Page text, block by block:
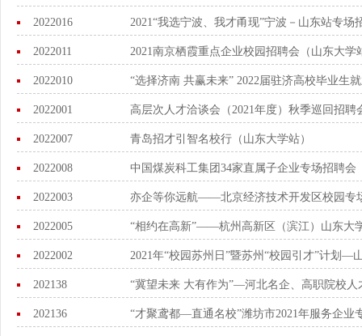
2022016 2021“我选宁波、我才甬现”宁波－山东站专场
2022011 2021南京栖霞重点企业校园招聘会（山东大学
2022010 “选择济南 共赢未来” 2022届驻济高校毕业
2022001 高层次人才洽谈会（2021年度）秋季巡回招聘
2022007 青岛招才引智名校行（山东大学站）
2022008 中国煤炭科工集团34家直属子企业专场招聘会
2022003 亦企等你远航——北京经济技术开发区校园专
2022005 “相约在高新”——杭州高新区（滨江）山东大
2022002 2021年“校园苏州日”暨苏州“校园引才”计划—
202138 “冀望未来 大有作为”—河北名企、高职院校人
202136 “才聚鸢都—直通名校”潍坊市2021年服务企业